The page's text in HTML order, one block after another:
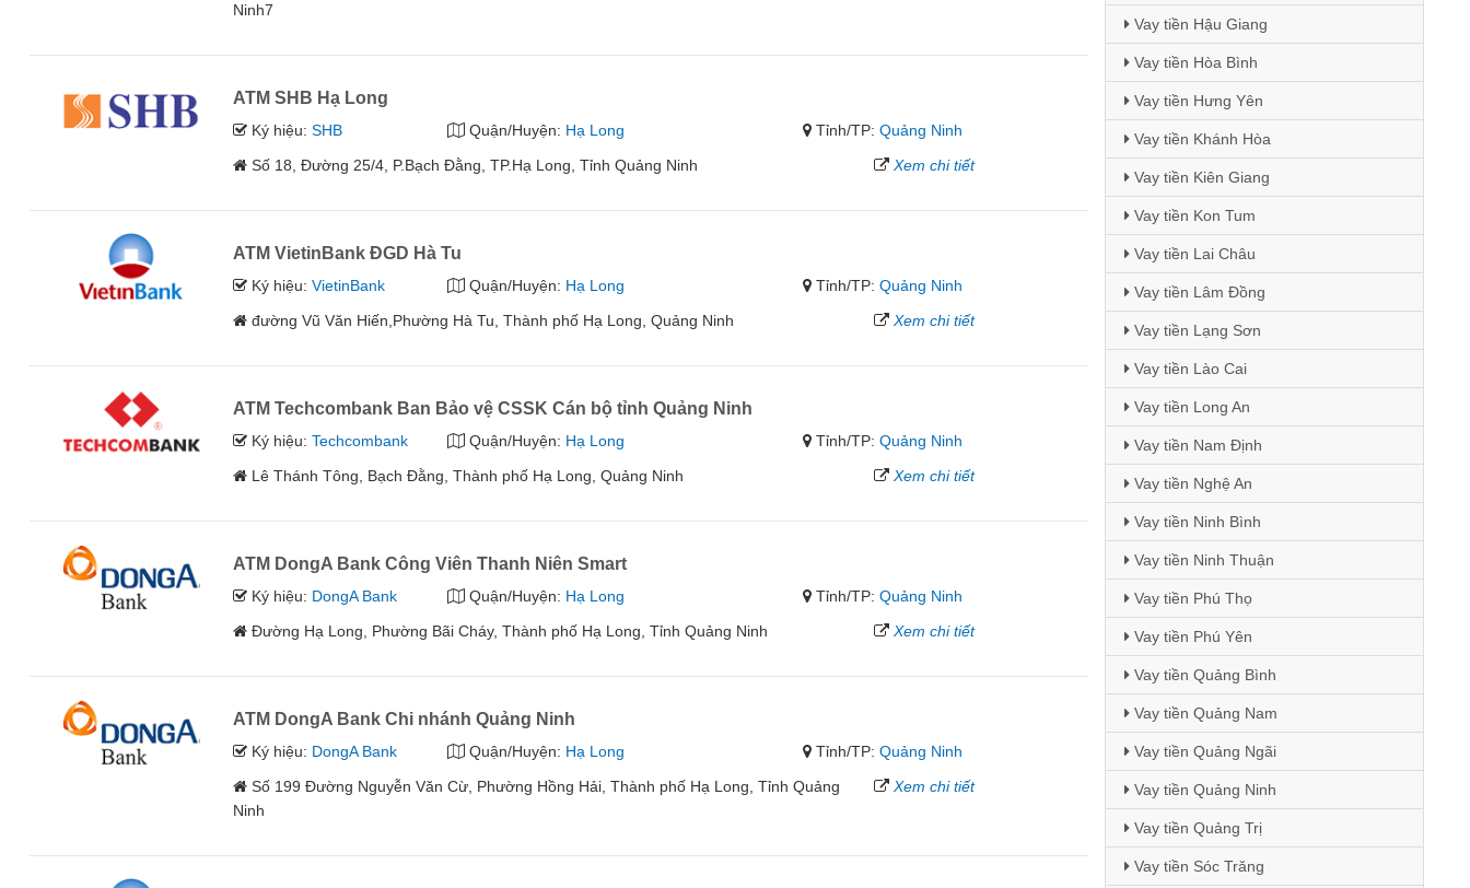
Ninh7
ATM SHB Hạ Long
Ký hiệu:SHB Quận/Huyện: Hạ Long Tỉnh/TP:Quảng Ninh
Số 18, Đường 25/4, P.Bạch Đằng, TP.Hạ Long, Tỉnh Quảng Ninh
Xem chi tiết
ATM VietinBank ĐGD Hà Tu
Ký hiệu:VietinBank Quận/Huyện: Hạ Long Tỉnh/TP:Quảng Ninh
đường Vũ Văn Hiến,Phường Hà Tu, Thành phố Hạ Long, Quảng Ninh
Xem chi tiết
ATM Techcombank Ban Bảo vệ CSSK Cán bộ tỉnh Quảng Ninh
Ký hiệu:Techcombank Quận/Huyện: Hạ Long Tỉnh/TP:Quảng Ninh
Lê Thánh Tông, Bạch Đằng, Thành phố Hạ Long, Quảng Ninh
Xem chi tiết
ATM DongA Bank Công Viên Thanh Niên Smart
Ký hiệu: DongA Bank Quận/Huyện: Hạ Long Tỉnh/TP:Quảng Ninh
Đường Hạ Long, Phường Bãi Cháy, Thành phố Hạ Long, Tỉnh Quảng Ninh
Xem chi tiết
ATM DongA Bank Chi nhánh Quảng Ninh
Ký hiệu: DongA Bank Quận/Huyện: Hạ Long Tỉnh/TP:Quảng Ninh
Số 199 Đường Nguyễn Văn Cừ, Phường Hồng Hải, Thành phố Hạ Long, Tỉnh Quảng
Ninh
Xem chi tiết
Vay tiền Hậu Giang
Vay tiền Hòa Bình
Vay tiền Hưng Yên
Vay tiền Khánh Hòa
Vay tiền Kiên Giang
Vay tiền Kon Tum
Vay tiền Lai Châu
Vay tiền Lâm Đồng
Vay tiền Lạng Sơn
Vay tiền Lào Cai
Vay tiền Long An
Vay tiền Nam Định
Vay tiền Nghệ An
Vay tiền Ninh Bình
Vay tiền Ninh Thuận
Vay tiền Phú Thọ
Vay tiền Phú Yên
Vay tiền Quảng Bình
Vay tiền Quảng Nam
Vay tiền Quảng Ngãi
Vay tiền Quảng Ninh
Vay tiền Quảng Trị
Vay tiền Sóc Trăng